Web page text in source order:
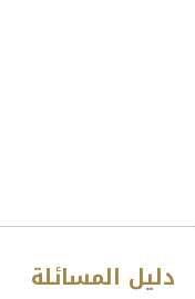
دليل المسائلة